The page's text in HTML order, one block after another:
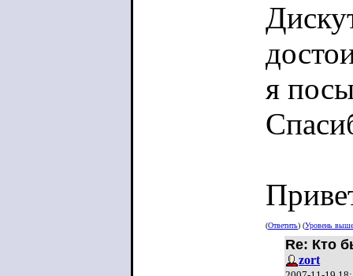
я
(Ответить) (Уровень выше
Re: Кто
zort